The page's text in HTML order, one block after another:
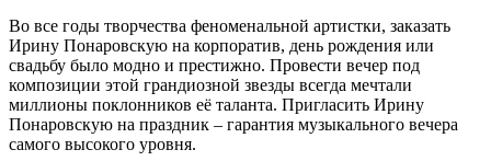
Во все годы творчества феноменальной артистки, заказать
Ирину Понаровскую на корпоратив, день рождения или
свадьбу было модно и престижно. Провести вечер под
композиции этой грандиозной звезды всегда мечтали
миллионы поклонников её таланта. Пригласить Ирину
Понаровскую на праздник – гарантия музыкального вечера
самого высокого уровня.